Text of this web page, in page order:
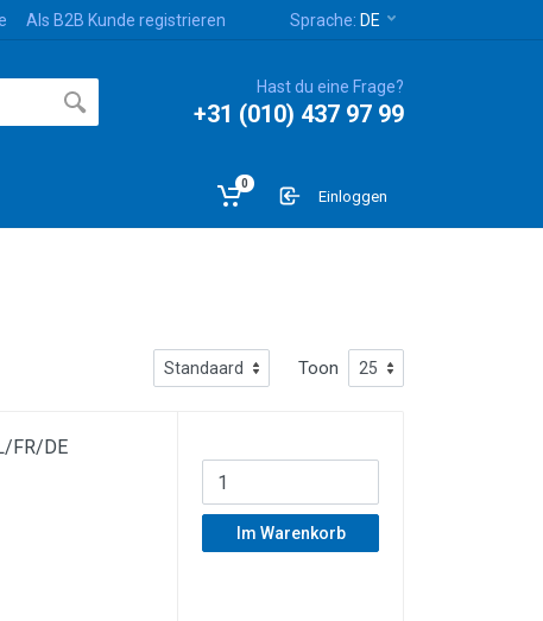
Als B2B Kunde registrieren Sprache: DE
Hast du eine Frage?
+31 (010) 437 97 99
0
Einloggen
Toon
FR/DE
Im Warenkorb